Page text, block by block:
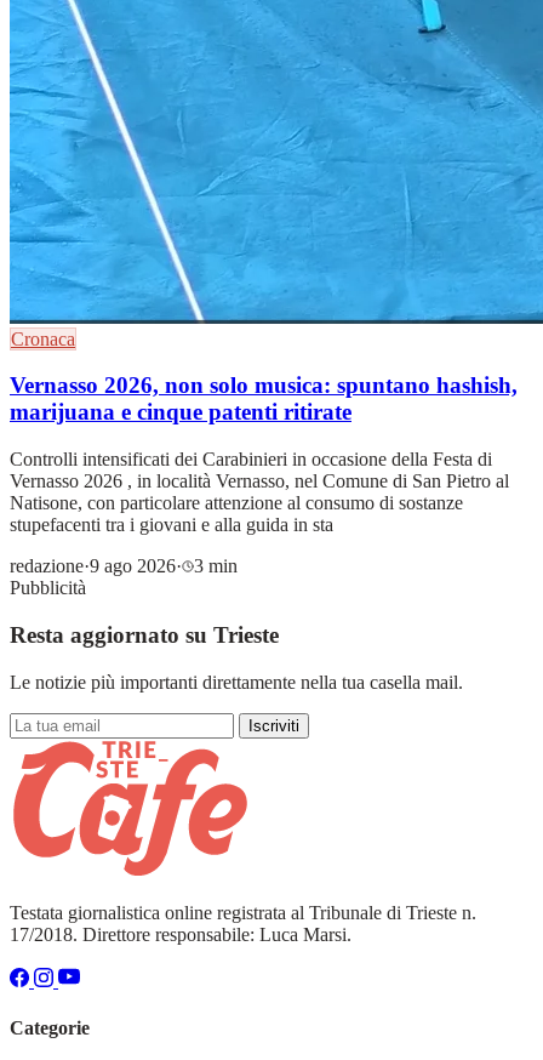
Cronaca
Vernasso 2026, non solo musica: spuntano hashish,
marijuana e cinque patenti ritirate
Controlli intensificati dei Carabinieri in occasione della Festa di
Vernasso 2026 , in località Vernasso, nel Comune di San Pietro al
Natisone, con particolare attenzione al consumo di sostanze
stupefacenti tra i giovani e alla guida in sta
redazione·9 ago 2026·
3 min
Pubblicità
Resta aggiornato su Trieste
Le notizie più importanti direttamente nella tua casella mail.
Iscriviti
Testata giornalistica online registrata al Tribunale di Trieste n.
17/2018. Direttore responsabile: Luca Marsi.
Categorie